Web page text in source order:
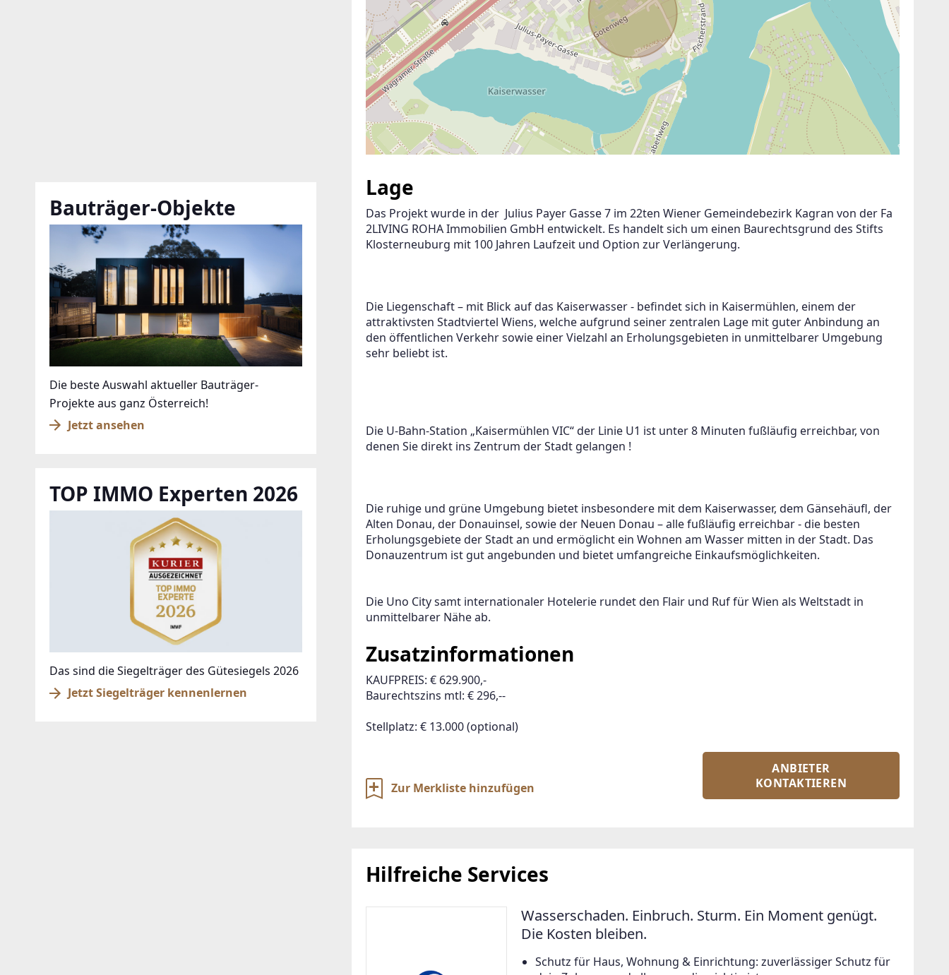
Lage
Das Projekt wurde in der  Julius Payer Gasse 7 im 22ten Wiener Gemeindebezirk Kagran von der Fa
2LIVING ROHA Immobilien GmbH entwickelt. Es handelt sich um einen Baurechtsgrund des Stifts
Klosterneuburg mit 100 Jahren Laufzeit und Option zur Verlängerung.
Die Liegenschaft – mit Blick auf das Kaiserwasser - befindet sich in Kaisermühlen, einem der
attraktivsten Stadtviertel Wiens, welche aufgrund seiner zentralen Lage mit guter Anbindung an
den öffentlichen Verkehr sowie einer Vielzahl an Erholungsgebieten in unmittelbarer Umgebung
sehr beliebt ist.
Die U-Bahn-Station „Kaisermühlen VIC“ der Linie U1 ist unter 8 Minuten fußläufig erreichbar, von
denen Sie direkt ins Zentrum der Stadt gelangen !
Die ruhige und grüne Umgebung bietet insbesondere mit dem Kaiserwasser, dem Gänsehäufl, der
Alten Donau, der Donauinsel, sowie der Neuen Donau – alle fußläufig erreichbar - die besten
Erholungsgebiete der Stadt an und ermöglicht ein Wohnen am Wasser mitten in der Stadt. Das
Donauzentrum ist gut angebunden und bietet umfangreiche Einkaufsmöglichkeiten.
Die Uno City samt internationaler Hotelerie rundet den Flair und Ruf für Wien als Weltstadt in
unmittelbarer Nähe ab.
Zusatzinformationen
KAUFPREIS: € 629.900,-
Baurechtszins mtl: € 296,--
Zur Merkliste hinzufügen
ANBIETER
KONTAKTIEREN
Hilfreiche Services
Wasserschaden. Einbruch. Sturm. Ein Moment genügt.
Die Kosten bleiben.
Schutz für Haus, Wohnung & Einrichtung: zuverlässiger Schutz für
Bauträger-Objekte
Die beste Auswahl aktueller Bauträger-
Projekte aus ganz Österreich!
Jetzt ansehen
TOP IMMO Experten 2026
Das sind die Siegelträger des Gütesiegels 2026
Jetzt Siegelträger kennenlernen